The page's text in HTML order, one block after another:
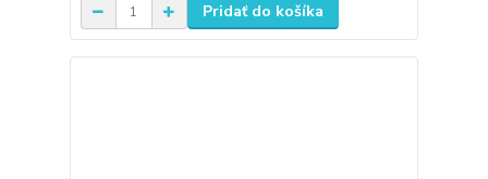
Pridať do košíka